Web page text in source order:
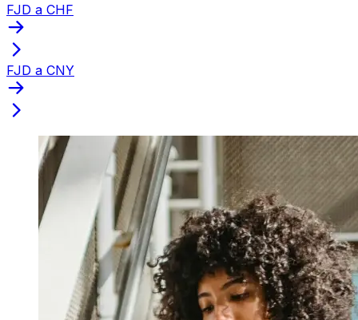
FJD a CHF
FJD a CNY